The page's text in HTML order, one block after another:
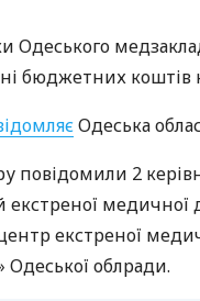
Одеського
бюджетних коштів
Одеська
повідомили 2
екстреної
екстреної
Одеської облради.